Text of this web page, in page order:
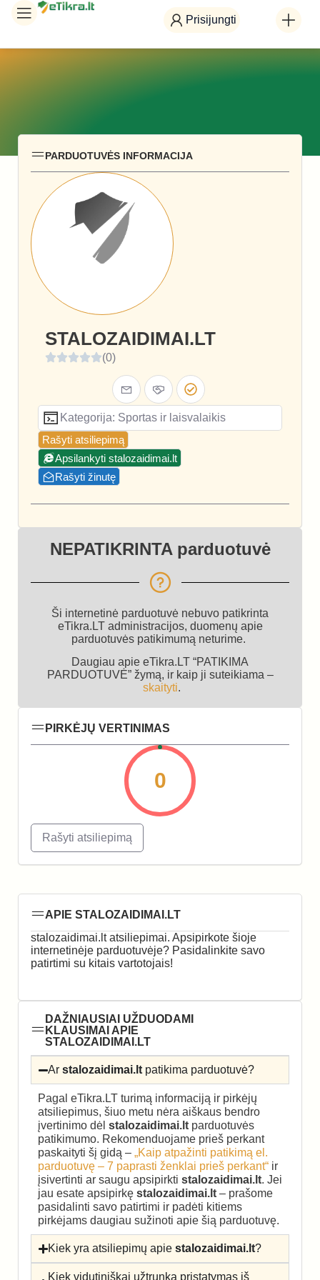
Prisijungti
PARDUOTUVĖS INFORMACIJA
STALOZAIDIMAI.LT
(0)
Kategorija: Sportas ir laisvalaikis
Rašyti atsiliepimą
Apsilankyti stalozaidimai.lt
Rašyti žinutę
NEPATIKRINTA parduotuvė
Ši internetinė parduotuvė nebuvo patikrinta
eTikra.LT administracijos, duomenų apie
parduotuvės patikimumą neturime.
Daugiau apie eTikra.LT “PATIKIMA
PARDUOTUVĖ” žymą, ir kaip ji suteikiama –
skaityti.
PIRKĖJŲ VERTINIMAS
0
Rašyti atsiliepimą
APIE STALOZAIDIMAI.LT
stalozaidimai.lt atsiliepimai. Apsipirkote šioje
internetinėje parduotuvėje? Pasidalinkite savo
patirtimi su kitais vartotojais!
DAŽNIAUSIAI UŽDUODAMI
KLAUSIMAI APIE
STALOZAIDIMAI.LT
Arstalozaidimai.lt patikima parduotuvė?
Pagal eTikra.LT turimą informaciją ir pirkėjų
atsiliepimus, šiuo metu nėra aiškaus bendro
įvertinimo dėl stalozaidimai.lt parduotuvės
patikimumo. Rekomenduojame prieš perkant
paskaityti šį gidą – „Kaip atpažinti patikimą el.
parduotuvę – 7 paprasti ženklai prieš perkant“ ir
įsivertinti ar saugu apsipirkti stalozaidimai.lt. Jei
jau esate apsipirkę stalozaidimai.lt – prašome
pasidalinti savo patirtimi ir padėti kitiems
pirkėjams daugiau sužinoti apie šią parduotuvę.
Kiek yra atsiliepimų apiestalozaidimai.lt?
Kiek vidutiniškai užtrunka pristatymas iš